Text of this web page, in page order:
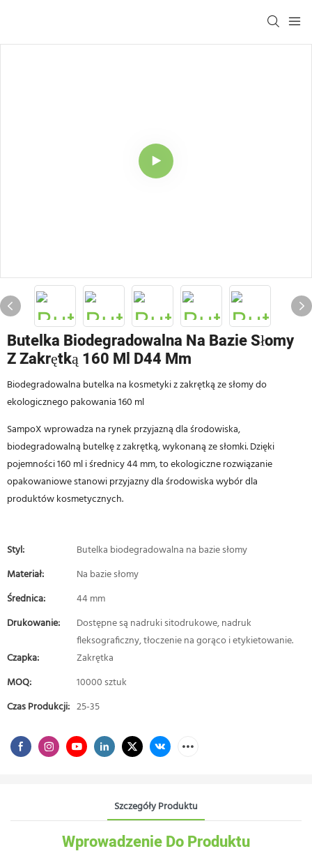
Butelka Biodegradowalna Na Bazie Słomy
Z Zakrętką 160 Ml D44 Mm
Biodegradowalna butelka na kosmetyki z zakrętką ze słomy do
ekologicznego pakowania 160 ml
SampoX wprowadza na rynek przyjazną dla środowiska,
biodegradowalną butelkę z zakrętką, wykonaną ze słomki. Dzięki
pojemności 160 ml i średnicy 44 mm, to ekologiczne rozwiązanie
opakowaniowe stanowi przyjazny dla środowiska wybór dla
produktów kosmetycznych.
Styl:
Butelka biodegradowalna na bazie słomy
Materiał:
Na bazie słomy
Średnica:
44 mm
Drukowanie:
Dostępne są nadruki sitodrukowe, nadruk
fleksograficzny, tłoczenie na gorąco i etykietowanie.
Czapka:
Zakrętka
MOQ:
10000 sztuk
Czas Produkcji: 25-35
Szczegóły Produktu
Wprowadzenie Do Produktu